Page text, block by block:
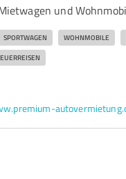
und
SPORTWAGEN WOHNMOBILE